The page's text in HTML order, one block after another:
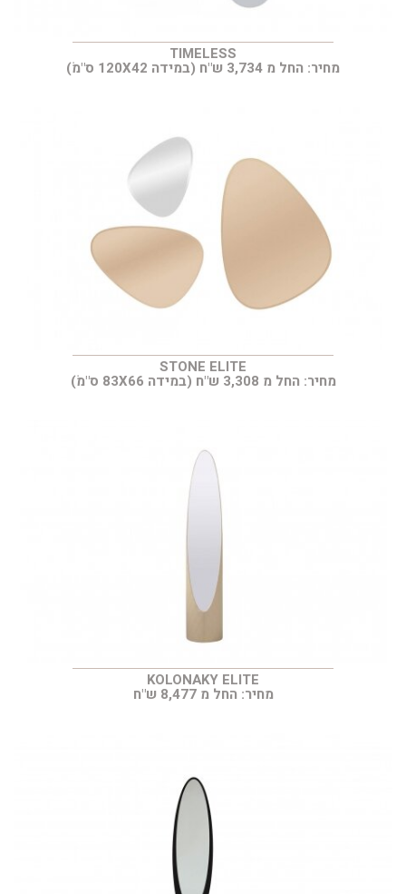
TIMELESS
מחיר: החל מ 3,734 ש"ח (במידה 120X42 ס"מׂ)
STONE ELITE
מחיר: החל מ 3,308 ש"ח (במידה 83X66 ס"מׂ)
KOLONAKY ELITE
מחיר: החל מ 8,477 ש"ח